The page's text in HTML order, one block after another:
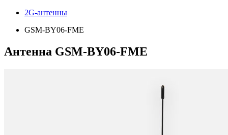
2G-антенны
GSM-BY06-FME
Антенна GSM-BY06-FME